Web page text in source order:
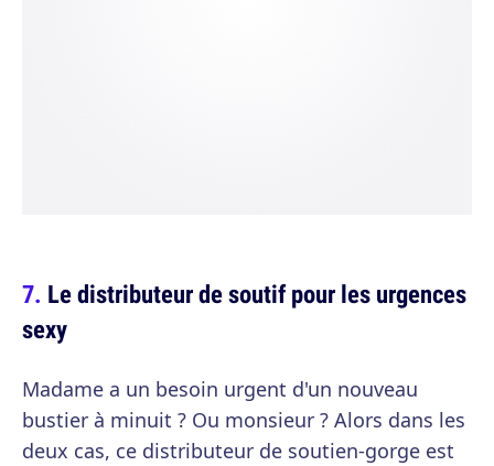
Le distributeur de soutif pour les urgences
sexy
Madame a un besoin urgent d'un nouveau
bustier à minuit ? Ou monsieur ? Alors dans les
deux cas, ce distributeur de soutien-gorge est